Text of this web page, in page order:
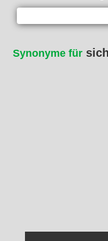
Synonyme für